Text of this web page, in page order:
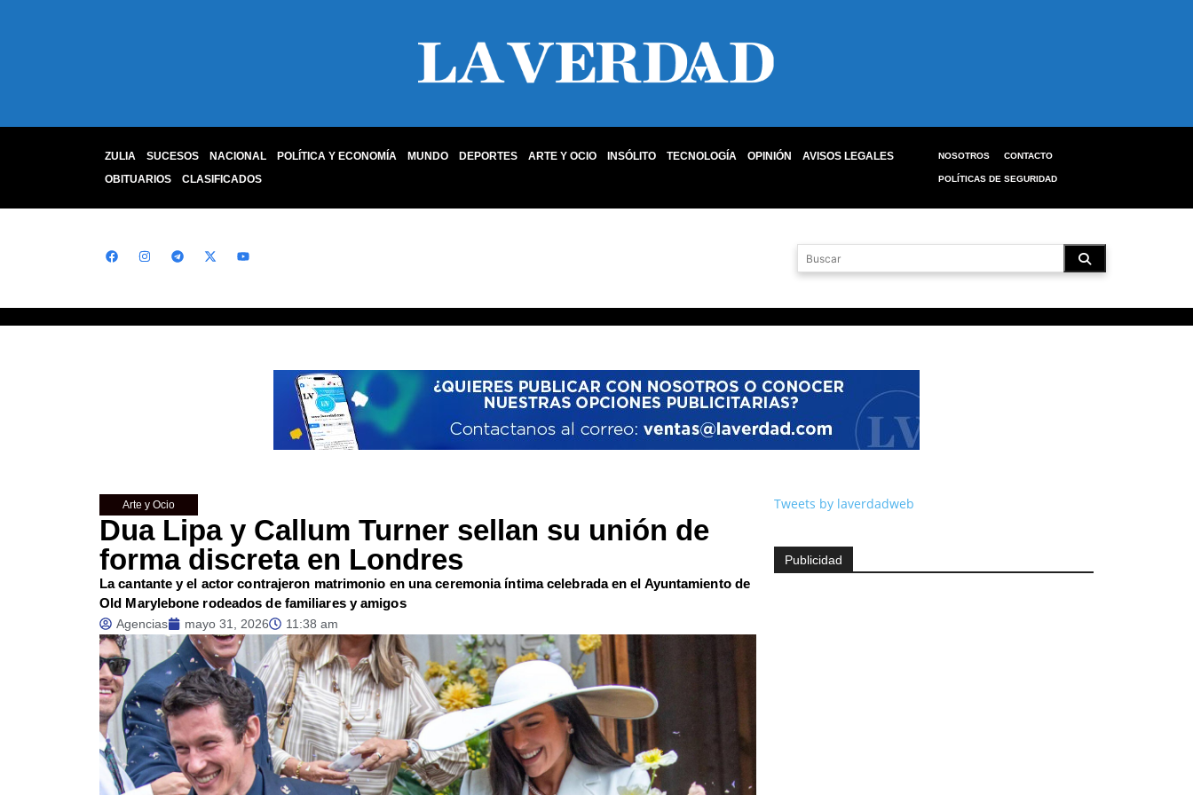
ZULIA SUCESOS NACIONAL POLÍTICA Y ECONOMÍA MUNDO DEPORTES ARTE Y OCIO INSÓLITO TECNOLOGÍA OPINIÓN
AVISOS LEGALES
OBITUARIOS
CLASIFICADOS
NOSOTROS CONTACTO
POLÍTICAS DE SEGURIDAD
Arte y Ocio
Dua Lipa y Callum Turner sellan su unión de
forma discreta en Londres
La cantante y el actor contrajeron matrimonio en una ceremonia íntima celebrada en el Ayuntamiento de
Old Marylebone rodeados de familiares y amigos
Agencias mayo 31, 2026 11:38 am
Tweets by laverdadweb
Publicidad